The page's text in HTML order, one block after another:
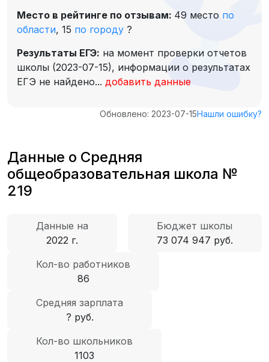
Место в рейтинге по отзывам: 49 место по
области, 15 по городу ?
Результаты ЕГЭ: на момент проверки отчетов
школы (2023-07-15), информации о результатах
ЕГЭ не найдено... добавить данные
Обновлено: 2023-07-15Нашли ошибку?
Данные о Средняя
общеобразовательная школа №
219
Данные на
2022 г.
Бюджет школы
73 074 947 руб.
Кол-во работников
86
Средняя зарплата
? руб.
Кол-во школьников
1103